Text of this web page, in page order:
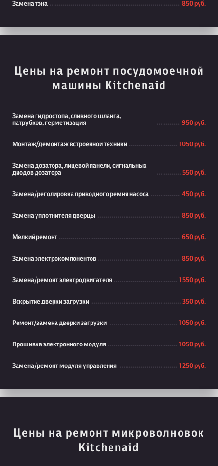
Замена тэна 850 руб.
Цены на ремонт посудомоечной
машины Kitchenaid
Замена гидростопа, сливного шланга,
патрубков, герметизация
950 руб.
Монтаж/демонтаж встроенной техники 1 050 руб.
Замена дозатора, лицевой панели, сигнальных
диодов дозатора
550 руб.
Замена/реголировка приводного ремня насоса 450 руб.
Замена уплотнителя дверцы 850 руб.
Мелкий ремонт 650 руб.
Замена электрокомпонентов 850 руб.
Замена/ремонт электродвигателя 1 550 руб.
Вскрытие дверки загрузки 350 руб.
Ремонт/замена дверки загрузки 1 050 руб.
Прошивка электронного модуля 1 050 руб.
Замена/ремонт модуля управления 1 250 руб.
Цены на ремонт микроволновок
Kitchenaid